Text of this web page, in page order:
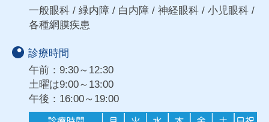
一般眼科 / 緑内障 / 白内障 / 神経眼科 / 小児眼科 /
各種網膜疾患
診療時間
午前：9:30～12:30
土曜は9:00～13:00
午後：16:00～19:00